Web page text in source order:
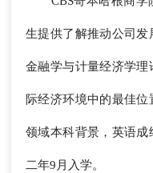
生提供了解推动公司
金融学与计量经济学理
际经济环境中的最佳
领域本科背景，英语
二年9月入学。